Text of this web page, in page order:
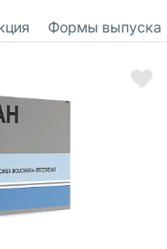
Формы выпуска